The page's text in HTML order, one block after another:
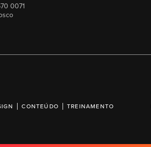
0071
CONTEÚDO TREINAMENTO